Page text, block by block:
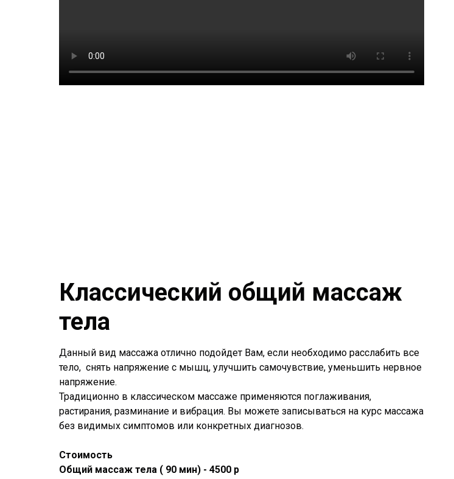
Классический общий массаж
тела
Данный вид массажа отлично подойдет Вам, если необходимо расслабить все
тело, снять напряжение с мышц, улучшить самочувствие, уменьшить нервное
напряжение.
Традиционно в классическом массаже применяются поглаживания,
растирания, разминание и вибрация. Вы можете записываться на курс массажа
без видимых симптомов или конкретных диагнозов.
Стоимость
Общий массаж тела ( 90 мин) - 4500 р